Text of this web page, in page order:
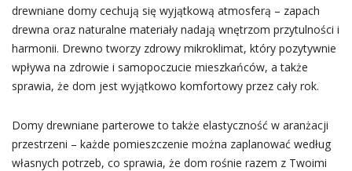
drewniane domy cechują się wyjątkową atmosferą – zapach
drewna oraz naturalne materiały nadają wnętrzom przytulności i
harmonii. Drewno tworzy zdrowy mikroklimat, który pozytywnie
wpływa na zdrowie i samopoczucie mieszkańców, a także
sprawia, że dom jest wyjątkowo komfortowy przez cały rok.
Domy drewniane parterowe to także elastyczność w aranżacji
przestrzeni – każde pomieszczenie można zaplanować według
własnych potrzeb, co sprawia, że dom rośnie razem z Twoimi